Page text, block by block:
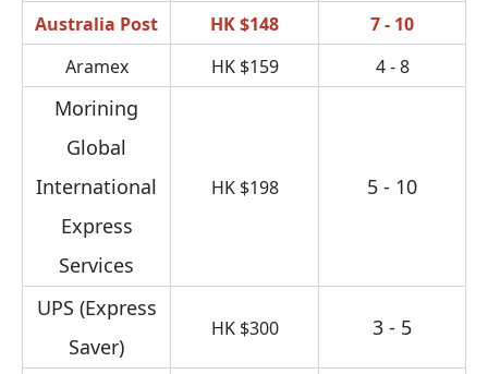
Australia Post
HK $148
7 - 10
Aramex
HK $159 4 - 8
Morining
Global
International
Express
Services
HK $198 5 - 10
UPS (Express
Saver)
HK $300 3 - 5